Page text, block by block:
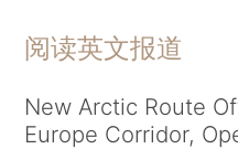
阅读英文报道
New Arctic Route
Europe Corridor,